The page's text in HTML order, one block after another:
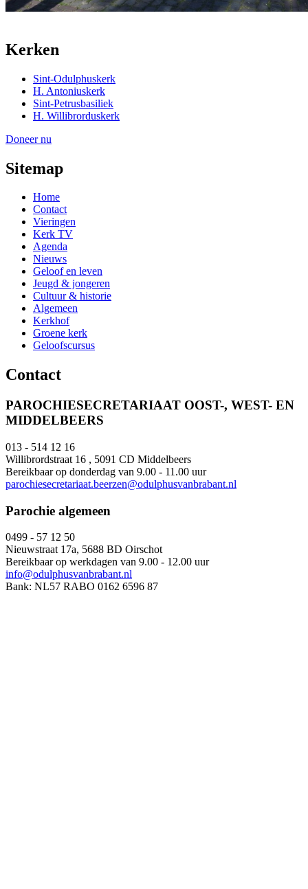
Kerken
Sint-Odulphuskerk
H. Antoniuskerk
Sint-Petrusbasiliek
H. Willibrorduskerk
Doneer nu
Sitemap
Home
Contact
Vieringen
Kerk TV
Agenda
Nieuws
Geloof en leven
Jeugd & jongeren
Cultuur & historie
Algemeen
Kerkhof
Groene kerk
Geloofscursus
Contact
PAROCHIESECRETARIAAT OOST-, WEST- EN
MIDDELBEERS
013 - 514 12 16
Willibrordstraat 16 , 5091 CD Middelbeers
Bereikbaar op donderdag van 9.00 - 11.00 uur
parochiesecretariaat.beerzen@odulphusvanbrabant.nl
Parochie algemeen
0499 - 57 12 50
Nieuwstraat 17a, 5688 BD Oirschot
Bereikbaar op werkdagen van 9.00 - 12.00 uur
info@odulphusvanbrabant.nl
Bank: NL57 RABO 0162 6596 87